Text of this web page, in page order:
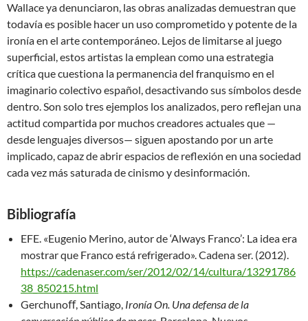
Wallace ya denunciaron, las obras analizadas demuestran que
todavía es posible hacer un uso comprometido y potente de la
ironía en el arte contemporáneo. Lejos de limitarse al juego
superficial, estos artistas la emplean como una estrategia
crítica que cuestiona la permanencia del franquismo en el
imaginario colectivo español, desactivando sus símbolos desde
dentro. Son solo tres ejemplos los analizados, pero reflejan una
actitud compartida por muchos creadores actuales que —
desde lenguajes diversos— siguen apostando por un arte
implicado, capaz de abrir espacios de reflexión en una sociedad
cada vez más saturada de cinismo y desinformación.
Bibliografía
EFE. «Eugenio Merino, autor de ‘Always Franco’: La idea era
mostrar que Franco está refrigerado». Cadena ser. (2012).
https://cadenaser.com/ser/2012/02/14/cultura/13291786
38_850215.html
Gerchunoﬀ, Santiago, Ironía On. Una defensa de la